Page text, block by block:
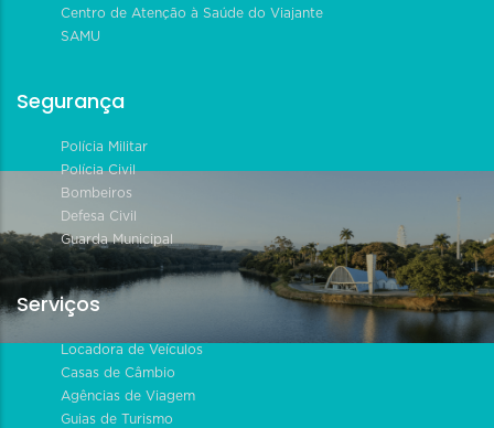
Centro de Atenção à Saúde do Viajante
SAMU
Segurança
Polícia Militar
Polícia Civil
Bombeiros
Defesa Civil
Guarda Municipal
Serviços
Locadora de Veículos
Casas de Câmbio
Agências de Viagem
Guias de Turismo